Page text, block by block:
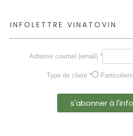
INFOLETTRE VINATOVIN
Adresse courriel (email) *
Type de client * Particuliers